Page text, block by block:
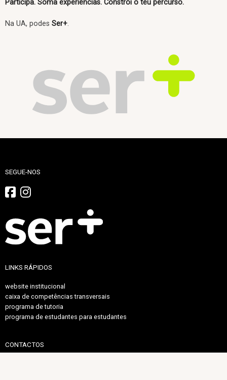
Participa. Soma experiências. Constrói o teu percurso.
Na UA, podes Ser+.
SEGUE-NOS
LINKS RÁPIDOS
website institucional
caixa de competências transversais
programa de tutoria
programa de estudantes para estudantes
CONTACTOS